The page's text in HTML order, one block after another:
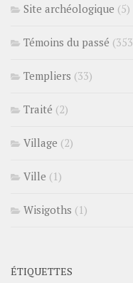
Site archéologique (5)
Témoins du passé
Templiers (33)
Traité (2)
Village (2)
Ville (1)
Wisigoths (1)
ÉTIQUETTES